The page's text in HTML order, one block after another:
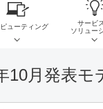
ューティング
サービ
ソリュー
10月発表モ